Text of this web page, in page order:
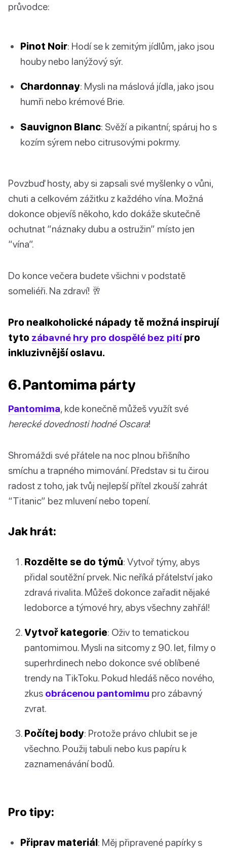
průvodce:
Pinot Noir: Hodí se k zemitým jídlům, jako jsou
houby nebo lanýžový sýr.
Chardonnay: Mysli na máslová jídla, jako jsou
humři nebo krémové Brie.
Sauvignon Blanc: Svěží a pikantní; spáruj ho s
kozím sýrem nebo citrusovými pokrmy.
Povzbuď hosty, aby si zapsali své myšlenky o vůni,
chuti a celkovém zážitku z každého vína. Možná
dokonce objevíš někoho, kdo dokáže skutečně
ochutnat “náznaky dubu a ostružin” místo jen
“vína”.
Do konce večera budete všichni v podstatě
someliéři. Na zdraví! 🥂
Pro nealkoholické nápady tě možná inspirují
tyto zábavné hry pro dospělé bez pití pro
inkluzivnější oslavu.
6. Pantomima párty
Pantomima, kde konečně můžeš využít své
herecké dovednosti hodné Oscara!
Shromáždi své přátele na noc plnou břišního
smíchu a trapného mimování. Představ si tu čirou
radost z toho, jak tvůj nejlepší přítel zkouší zahrát
“Titanic” bez mluvení nebo topení.
Jak hrát:
Rozdělte se do týmů: Vytvoř týmy, abys
přidal soutěžní prvek. Nic neříká přátelství jako
zdravá rivalita. Můžeš dokonce zařadit nějaké
ledoborce a týmové hry, abys všechny zahřál!
Vytvoř kategorie: Oživ to tematickou
pantomimou. Mysli na sitcomy z 90. let, filmy o
superhrdinech nebo dokonce své oblíbené
trendy na TikToku. Pokud hledáš něco nového,
zkus obrácenou pantomimu pro zábavný
zvrat.
Počítej body: Protože právo chlubit se je
všechno. Použij tabuli nebo kus papíru k
zaznamenávání bodů.
Pro tipy:
Připrav materiál: Měj připravené papírky s